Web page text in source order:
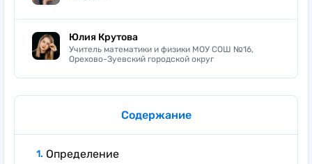
Юлия Крутова
Учитель математики и физики МОУ СОШ №16,
Орехово-Зуевский городской округ
Содержание
Определение